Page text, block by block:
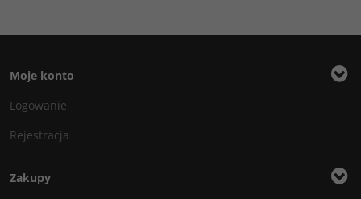
Moje konto
Logowanie
Rejestracja
Zakupy